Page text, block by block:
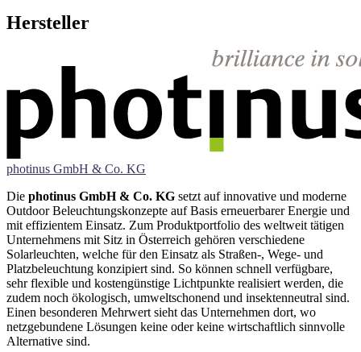
Hersteller
photinus GmbH & Co. KG
Die photinus GmbH & Co. KG setzt auf innovative und moderne
Outdoor Beleuchtungskonzepte auf Basis erneuerbarer Energie und
mit effizientem Einsatz. Zum Produktportfolio des weltweit tätigen
Unternehmens mit Sitz in Österreich gehören verschiedene
Solarleuchten, welche für den Einsatz als Straßen-, Wege- und
Platzbeleuchtung konzipiert sind. So können schnell verfügbare,
sehr flexible und kostengünstige Lichtpunkte realisiert werden, die
zudem noch ökologisch, umweltschonend und insektenneutral sind.
Einen besonderen Mehrwert sieht das Unternehmen dort, wo
netzgebundene Lösungen keine oder keine wirtschaftlich sinnvolle
Alternative sind.